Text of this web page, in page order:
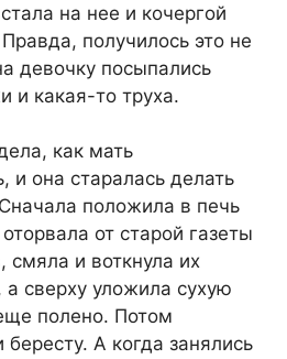
на нее и кочергой
получилось это не
девочку посыпались
и какая-то труха.
как мать
и она старалась делать
положила в печь
от старой газеты
смяла и воткнула их
сверху уложила сухую
полено. Потом
А когда занялись